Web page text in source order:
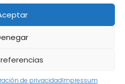
de privacidadImpressum